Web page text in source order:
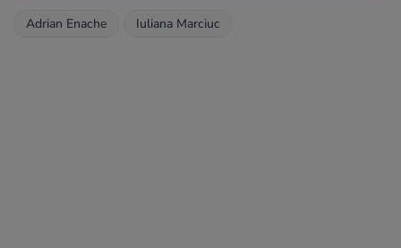
Adrian Enache Iuliana Marciuc